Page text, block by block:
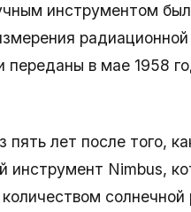
инструментом был
переданы в мае 1958
пять лет после того,
инструмент Nimbus,